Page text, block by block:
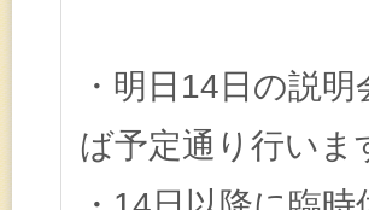
・明日14日の説
ば予定通り行いま